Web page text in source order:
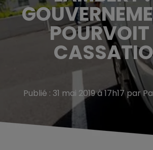
POURVOIT
Publié : 31 mai 2019 à 17h17 par